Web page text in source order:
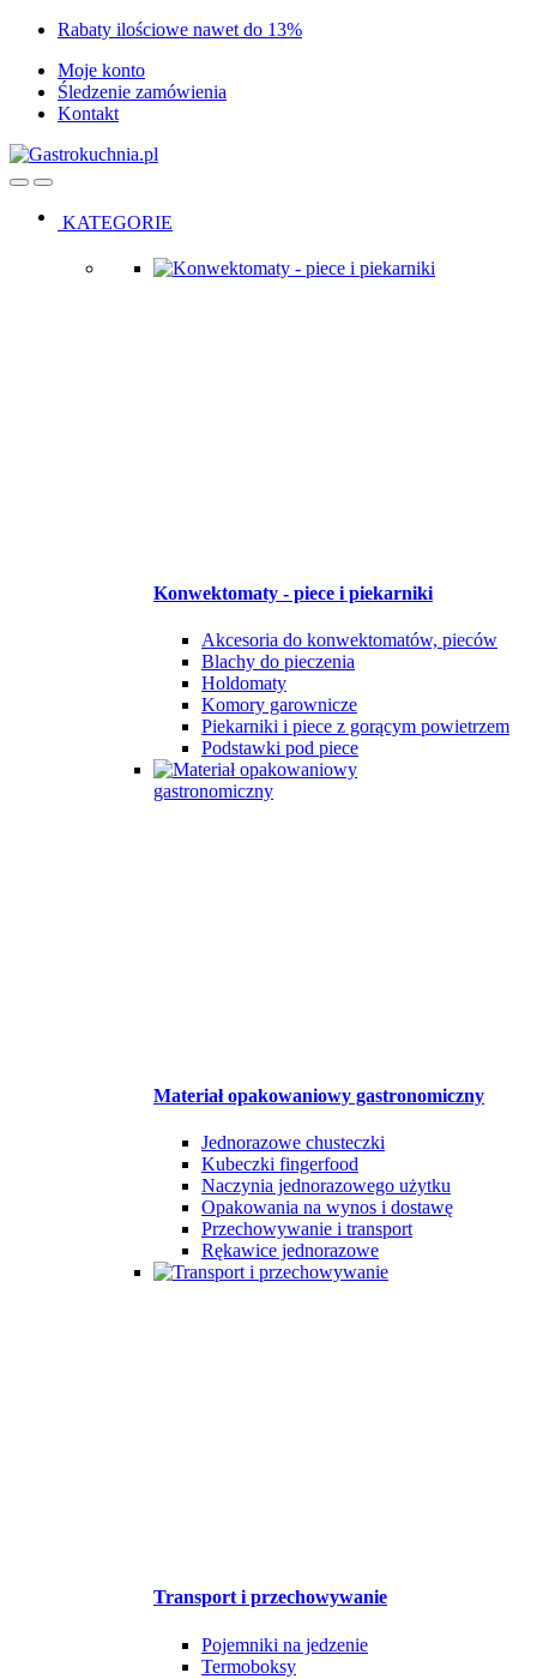
Skip
navigation
Skip
content
Rabaty ilościowe nawet do 13%
Moje konto
Śledzenie zamówienia
Kontakt
OpenClose
KATEGORIE
Konwektomaty - piece i piekarniki
Akcesoria do konwektomatów, pieców
Blachy do pieczenia
Holdomaty
Komory garownicze
Piekarniki i piece z gorącym powietrzem
Podstawki pod piece
Materiał opakowaniowy gastronomiczny
Jednorazowe chusteczki
Kubeczki fingerfood
Naczynia jednorazowego użytku
Opakowania na wynos i dostawę
Przechowywanie i transport
Rękawice jednorazowe
Transport i przechowywanie
Pojemniki na jedzenie
Termoboksy